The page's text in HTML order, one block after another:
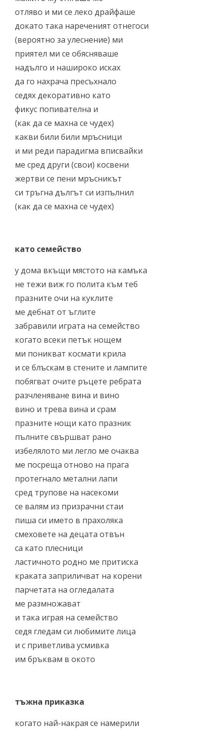
отляво и ми се леко драйфаше
докато така нареченият отнегоси
(вероятно за улеснение) ми
приятел ми се обясняваше
надълго и нашироко исках
да го нахрача пресъхнало
седях декоративно като
фикус попивателна и
(как да се махна се чудех)
какви били били мръсници
и ми реди парадигма вписвайки
ме сред други (свои) косвени
жертви се пени мръсникът
си тръгна дългът си изпълнил
(как да се махна се чудех)
като семейство
у дома вкъщи мястото на камъка
не тежи виж го полита към теб
празните очи на куклите
ме дебнат от ъглите
забравили играта на семейство
когато всеки петък нощем
ми поникват космати крила
и се блъскам в стените и лампите
побягват очите ръцете ребрата
разчленяване вина и вино
вино и трева вина и срам
празните нощи като празник
пълните свършват рано
избелялото ми легло ме очаква
ме посреща отново на прага
протегнало метални лапи
сред трупове на насекоми
се валям из призрачни стаи
пиша си името в прахоляка
смеховете на децата отвън
са като плесници
ластичното родно ме притиска
краката заприличват на корени
парчетата на огледалата
ме размножават
и така играя на семейство
седя гледам си любимите лица
и с приветлива усмивка
им бръквам в окото
тъжна приказка
когато най-накрая се намерили